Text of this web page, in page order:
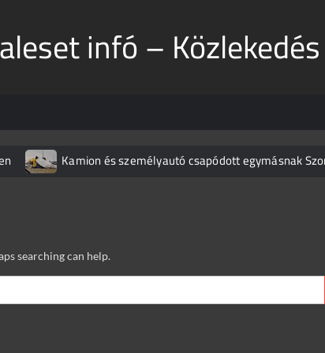
infó –
Kamion és személyautó csapódott egymásnak
egy kisteherautó
searching can help.